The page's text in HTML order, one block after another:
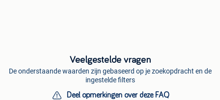
Veelgestelde vragen
De onderstaande waarden zijn gebaseerd op je zoekopdracht en de
ingestelde filters
Deel opmerkingen over deze FAQ